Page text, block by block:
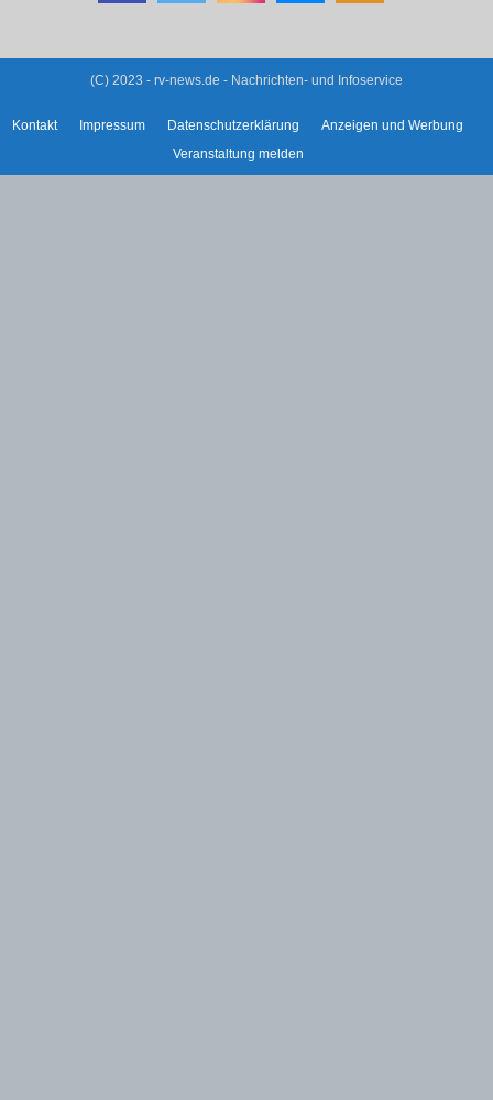
(C) 2023 - rv-news.de - Nachrichten- und Infoservice
Kontakt Impressum Datenschutzerklärung
Anzeigen und Werbung
Veranstaltung melden